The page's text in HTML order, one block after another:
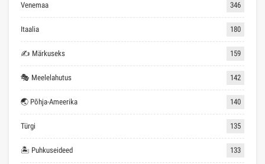
Venemaa 346
Itaalia 180
✍ Märkuseks 159
🎭 Meelelahutus 142
🌏 Põhja-Ameerika 140
Türgi 135
🏝 Puhkuseideed 133